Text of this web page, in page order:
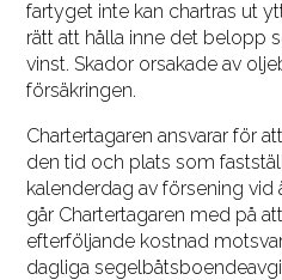
fartyget inte kan chartras ut
rätt att hålla inne det belopp
vinst. Skador orsakade av
försäkringen.
Chartertagaren ansvarar för
den tid och plats som
kalenderdag av försening
går Chartertagaren med på
efterföljande kostnad
dagliga